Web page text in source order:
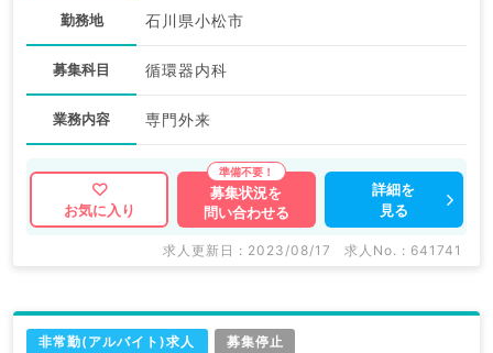
勤務地 石川県小松市
募集科目 循環器内科
業務内容 専門外来
お気に入り
募集状況を
問い合わせる
詳細を
見る
求人更新日 : 2023/08/17 求人No. : 641741
非常勤(アルバイト)求人 募集停止